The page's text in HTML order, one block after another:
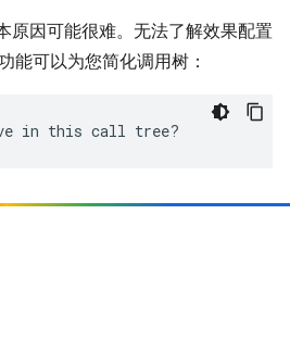
原因可能很难。无法了解效果配置
能可以为您简化调用树：
in this call tree?